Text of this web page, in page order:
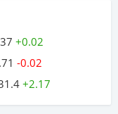
+0.02
-0.02
+2.17